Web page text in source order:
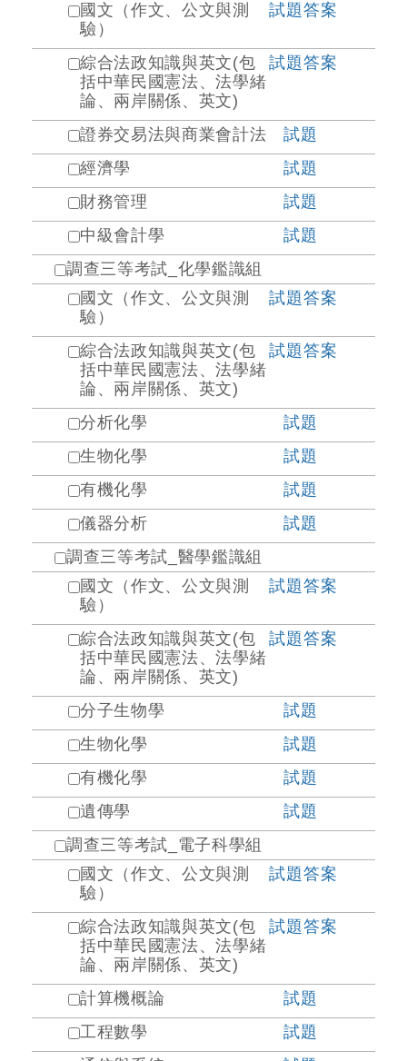
國文（作文、公文與測
驗）
試題答案
綜合法政知識與英文(包
括中華民國憲法、法學緒
論、兩岸關係、英文)
試題答案
證券交易法與商業會計法
試題
經濟學
試題
財務管理
試題
中級會計學
試題
調查三等考試_化學鑑識組
國文（作文、公文與測
驗）
試題答案
綜合法政知識與英文(包
括中華民國憲法、法學緒
論、兩岸關係、英文)
試題答案
分析化學
試題
生物化學
試題
有機化學
試題
儀器分析
試題
調查三等考試_醫學鑑識組
國文（作文、公文與測
驗）
試題答案
綜合法政知識與英文(包
括中華民國憲法、法學緒
論、兩岸關係、英文)
試題答案
分子生物學
試題
生物化學
試題
有機化學
試題
遺傳學
試題
調查三等考試_電子科學組
國文（作文、公文與測
驗）
試題答案
綜合法政知識與英文(包
括中華民國憲法、法學緒
論、兩岸關係、英文)
試題答案
計算機概論
試題
工程數學
試題